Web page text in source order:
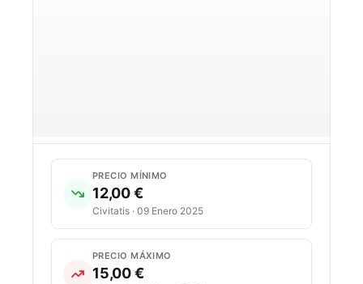
PRECIO MÍNIMO
12,00 €
Civitatis · 09 Enero 2025
PRECIO MÁXIMO
15,00 €